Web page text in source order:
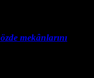
mekânlarını